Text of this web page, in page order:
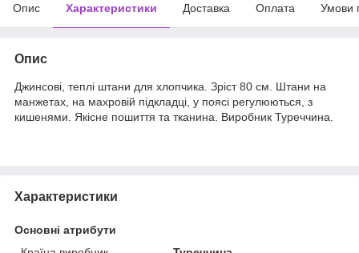
Опис Характеристики Доставка Оплата Умови
Опис
Джинсові, теплі штани для хлопчика. Зріст 80 см. Штани на
манжетах, на махровій підкладці, у поясі регулюються, з
кишенями. Якісне пошиття та тканина. Виробник Туреччина.
Характеристики
Основні атрибути